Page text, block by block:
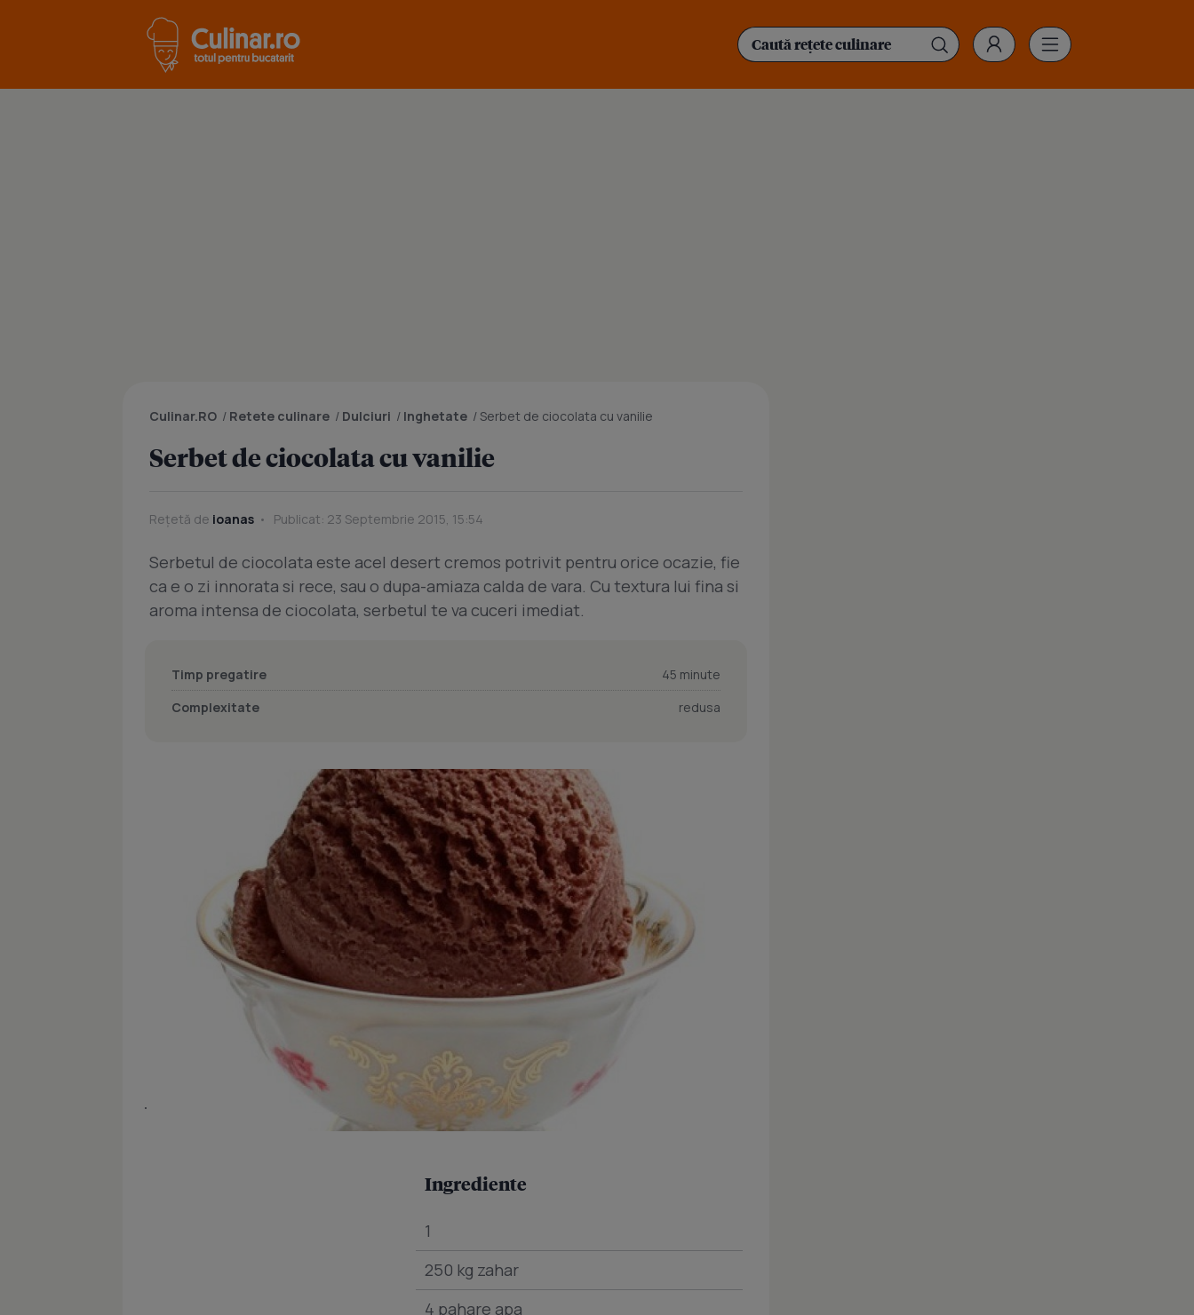
Culinar.RO / Retete culinare / Dulciuri / Inghetate /Serbet de ciocolata cu vanilie
Serbet de ciocolata cu vanilie
Rețetă de ioanas Publicat: 23 Septembrie 2015, 15:54
Serbetul de ciocolata este acel desert cremos potrivit pentru orice ocazie, fie
ca e o zi innorata si rece, sau o dupa-amiaza calda de vara. Cu textura lui fina si
aroma intensa de ciocolata, serbetul te va cuceri imediat.
Timp pregatire
45 minute
Complexitate
redusa
Ingrediente
1
250 kg zahar
4 pahare apa